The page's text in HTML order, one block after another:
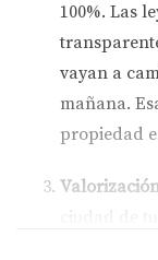
100%. Las
vayan a
mañana.
propiedad
Valorización